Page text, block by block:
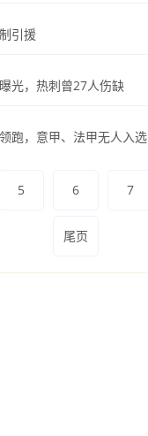
引援
光，热刺曾27人伤缺
跑，意甲、法甲无人入选
5 6 7
尾页